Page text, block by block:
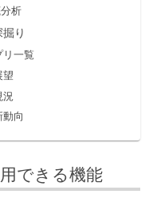
析
り
一覧
望
向
できる機能